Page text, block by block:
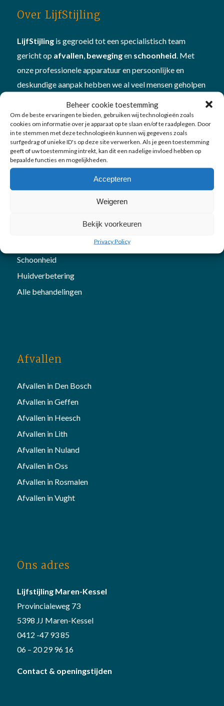
Beheer cookie toestemming
Om de beste ervaringen te bieden, gebruiken wij technologieën zoals
cookies om informatie over je apparaat op te slaan en/of te raadplegen. Door
in te stemmen met deze technologieën kunnen wij gegevens zoals
surfgedrag of unieke ID's op deze site verwerken. Als je geen toestemming
geeft of uw toestemming intrekt, kan dit een nadelige invloed hebben op
bepaalde functies en mogelijkheden.
Accepteren
Weigeren
Bekijk voorkeuren
Privacy Policy
Over LijfStijling
LijfStijlingis gegroeid tot een specialistisch team
gericht op afvallen bewegingen schoonheid . Met
onze professionele apparatuur en persoonlijke en
deskundige aanpak hebben we al veel mensen geholpen
eenvitamine- en mineralencheckbij ons om te kijken
hoe je inbalansbent
Schoonheid
Huidverbetering
Alle behandelingen
Afvallen
Afvallen in Den Bosch
Afvallen in Geffen
Afvallen in Heesch
Afvallen in Lith
Afvallen in Nuland
Afvallen in Oss
Afvallen in Rosmalen
Afvallen in Vught
Ons adres
Lijfstijling Maren-Kessel
Provincialeweg 73
5398 JJ Maren-Kessel
0412 -47 93 85
06 – 20 29 96 16
Contact & openingstijden